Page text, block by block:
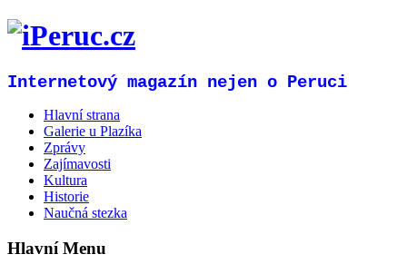
Internetový magazín nejen o Peruci
Hlavní strana
Galerie u Plazíka
Zprávy
Zajímavosti
Kultura
Historie
Naučná stezka
Hlavní Menu